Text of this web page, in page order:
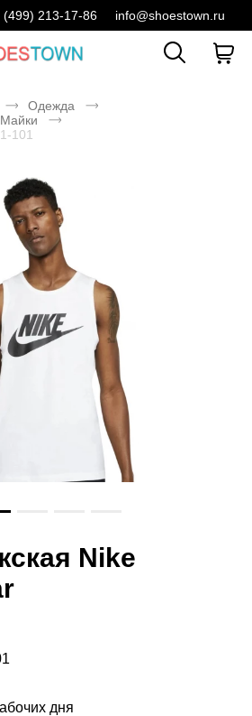
(499) 213-17-86 info@shoestown.ru
Одежда
Майки
101
Nike
дня